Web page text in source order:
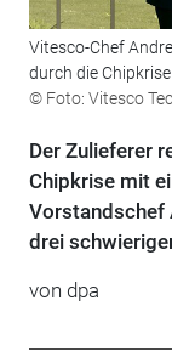
Vitesco-Chef
durch die Chipkrise.
© Foto: Vitesco
Der Zulieferer
Chipkrise mit
Vorstandschef
drei
von dpa